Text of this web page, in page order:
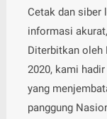
Cetak dan siber
informasi
Diterbitkan oleh
2020, kami
yang
panggung